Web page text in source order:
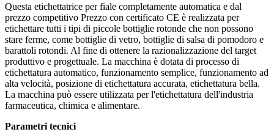
Questa etichettatrice per fiale completamente automatica e dal
prezzo competitivo Prezzo con certificato CE è realizzata per
etichettare tutti i tipi di piccole bottiglie rotonde che non possono
stare ferme, come bottiglie di vetro, bottiglie di salsa di pomodoro e
barattoli rotondi. Al fine di ottenere la razionalizzazione del target
produttivo e progettuale. La macchina è dotata di processo di
etichettatura automatico, funzionamento semplice, funzionamento ad
alta velocità, posizione di etichettatura accurata, etichettatura bella.
La macchina può essere utilizzata per l'etichettatura dell'industria
farmaceutica, chimica e alimentare.
Parametri tecnici